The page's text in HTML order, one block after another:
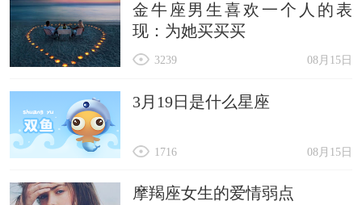
金牛座男生喜欢一个人的表
现：为她买买买
08月15日
3239
3月19日是什么星座
08月15日
1716
摩羯座女生的爱情弱点